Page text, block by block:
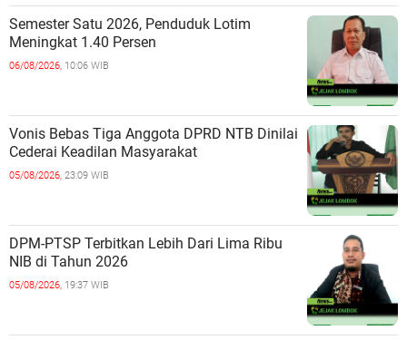
Semester Satu 2026, Penduduk Lotim
Meningkat 1.40 Persen
06/08/2026, 10:06 WIB
Vonis Bebas Tiga Anggota DPRD NTB Dinilai
Cederai Keadilan Masyarakat
05/08/2026, 23:09 WIB
DPM-PTSP Terbitkan Lebih Dari Lima Ribu
NIB di Tahun 2026
05/08/2026, 19:37 WIB